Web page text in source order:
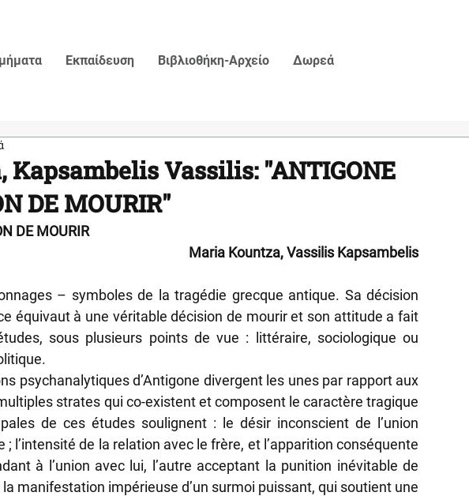
Εκπαίδευση Βιβλιοθήκη-Αρχείο Δωρεά
Vassilis: "ANTIGONE
DE MOURIR"
DE MOURIR
Maria Kountza, Vassilis Kapsambelis
– symboles de la tragédie grecque antique. Sa décision
équivaut à une véritable décision de mourir et son attitude a fait
sous plusieurs points de vue : littéraire, sociologique ou
psychanalytiques d’Antigone divergent les unes par rapport aux
strates qui co-existent et composent le caractère tragique
de ces études soulignent : le désir inconscient de l’union
l’intensité de la relation avec le frère, et l’apparition conséquente
à l’union avec lui, l’autre acceptant la punition inévitable de
manifestation impérieuse d’un surmoi puissant, qui soutient une